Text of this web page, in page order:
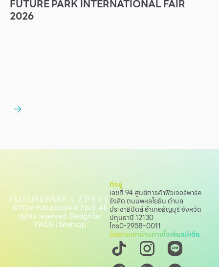
FUTURE PARK INTERNATIONAL FAIR
2026
ที่อยู่
เลขที่ 94 ศูนย์การค้าฟิวเจอร์พาร์ค
รังสิต ถนนพหลโยธิน ตำบล
ประชาธิปัตย์ อำเภอธัญบุรี จังหวัด
ปทุมธานี 12130
โทร0-2958-0011
ติดตามเราผ่านทางโซเชียลมีเดีย
©2026 Futurepark & Zpell. All
rights reserved. Design by
YWDS| Sitemap